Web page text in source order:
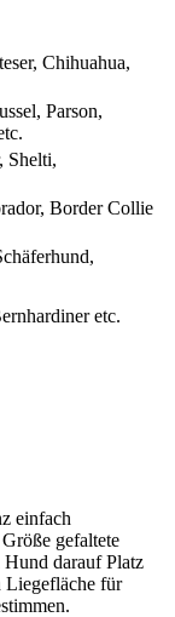
Chihuahua,
Parson,
Shelti,
Border Collie
etc.
einfach
gefaltete
darauf Platz
Liegefläche für